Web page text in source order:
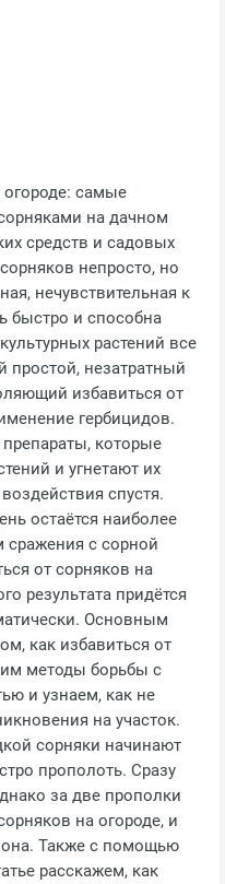
огороде: самые
на дачном
средств и садовых
непросто, но
нечувствительная к
быстро и способна
растений все
незатратный
избавиться от
гербицидов.
которые
и угнетают их
спустя.
остаётся наиболее
сражения с сорной
от сорняков на
результата придётся
Основным
как избавиться от
методы борьбы с
и узнаем, как не
на участок.
сорняки начинают
прополоть. Сразу
за две прополки
на огороде, и
Также с помощью
расскажем, как